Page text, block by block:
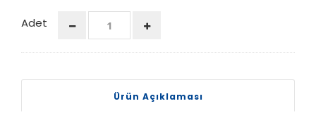
Adet
Ürün Açıklaması